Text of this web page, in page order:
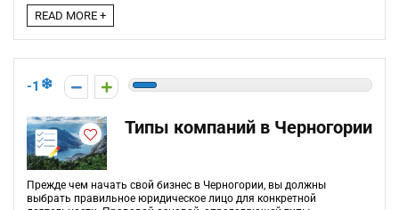
READ MORE +
-1
Типы компаний в Черногории
Прежде чем начать свой бизнес в Черногории, вы должны
выбрать правильное юридическое лицо для конкретной